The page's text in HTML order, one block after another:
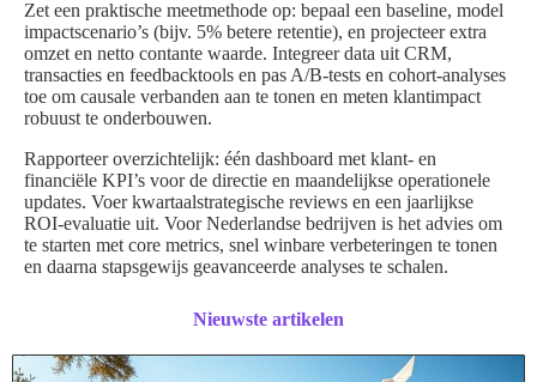
Zet een praktische meetmethode op: bepaal een baseline, model
impactscenario’s (bijv. 5% betere retentie), en projecteer extra
omzet en netto contante waarde. Integreer data uit CRM,
transacties en feedbacktools en pas A/B-tests en cohort-analyses
toe om causale verbanden aan te tonen en meten klantimpact
robuust te onderbouwen.
Rapporteer overzichtelijk: één dashboard met klant- en
financiële KPI’s voor de directie en maandelijkse operationele
updates. Voer kwartaalstrategische reviews en een jaarlijkse
ROI-evaluatie uit. Voor Nederlandse bedrijven is het advies om
te starten met core metrics, snel winbare verbeteringen te tonen
en daarna stapsgewijs geavanceerde analyses te schalen.
Nieuwste artikelen